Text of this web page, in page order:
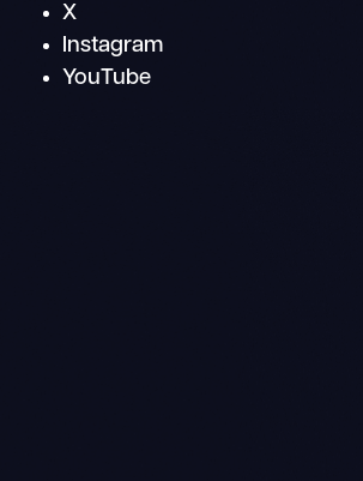
X
Instagram
YouTube